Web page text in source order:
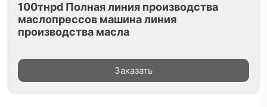
100тнpd Полная линия производства
маслопрессов машина линия
производства масла
Заказать